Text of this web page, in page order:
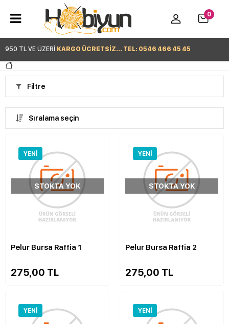
950 TL VE ÜZERİ KARGO ÜCRETSİZ... TEL: 0546 466 45 45
0
Filtre
Sıralama seçin
YENI
STOKTA YOK
Pelur Bursa Raffia 1
275,00 TL
YENI
STOKTA YOK
Pelur Bursa Raffia 2
275,00 TL
YENI YENI